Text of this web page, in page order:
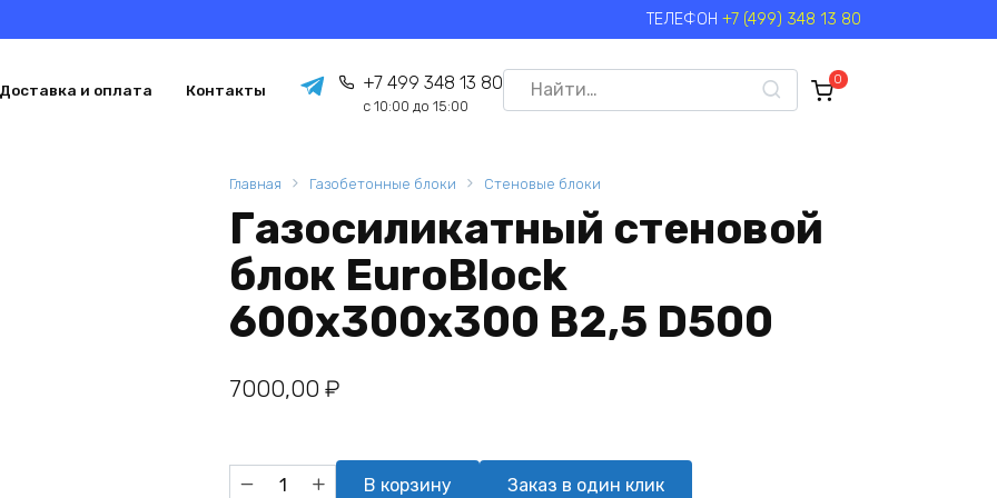
ТЕЛЕФОН +7 (499) 348 13 80
Доставка и оплата Контакты +7 499 348 13 80
с 10:00 до 15:00
Search
for:
0
Главная Газобетонные блоки Стеновые блоки
Газосиликатный стеновой
блок EuroBlock
600х300х300 B2,5 D500
7000,00 ₽
Количество
В корзину Заказ в один клик